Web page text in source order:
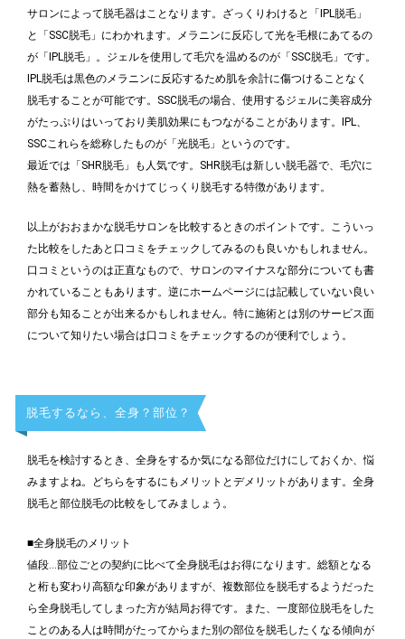
サロンによって脱毛器はことなります。ざっくりわけると「IPL脱毛」
と「SSC脱毛」にわかれます。メラニンに反応して光を毛根にあてるの
が「IPL脱毛」。ジェルを使用して毛穴を温めるのが「SSC脱毛」です。
IPL脱毛は黒色のメラニンに反応するため肌を余計に傷つけることなく
脱毛することが可能です。SSC脱毛の場合、使用するジェルに美容成分
がたっぷりはいっており美肌効果にもつながることがあります。IPL、
SSCこれらを総称したものが「光脱毛」というのです。
最近では「SHR脱毛」も人気です。SHR脱毛は新しい脱毛器で、毛穴に
熱を蓄熱し、時間をかけてじっくり脱毛する特徴があります。
以上がおおまかな脱毛サロンを比較するときのポイントです。こういっ
た比較をしたあと口コミをチェックしてみるのも良いかもしれません。
口コミというのは正直なもので、サロンのマイナスな部分についても書
かれていることもあります。逆にホームページには記載していない良い
部分も知ることが出来るかもしれません。特に施術とは別のサービス面
について知りたい場合は口コミをチェックするのが便利でしょう。
脱毛するなら、全身？部位？
脱毛を検討するとき、全身をするか気になる部位だけにしておくか、悩
みますよね。どちらをするにもメリットとデメリットがあります。全身
脱毛と部位脱毛の比較をしてみましょう。
■全身脱毛のメリット
値段…部位ごとの契約に比べて全身脱毛はお得になります。総額となる
と桁も変わり高額な印象がありますが、複数部位を脱毛するようだった
ら全身脱毛してしまった方が結局お得です。また、一度部位脱毛をした
ことのある人は時間がたってからまた別の部位を脱毛したくなる傾向が